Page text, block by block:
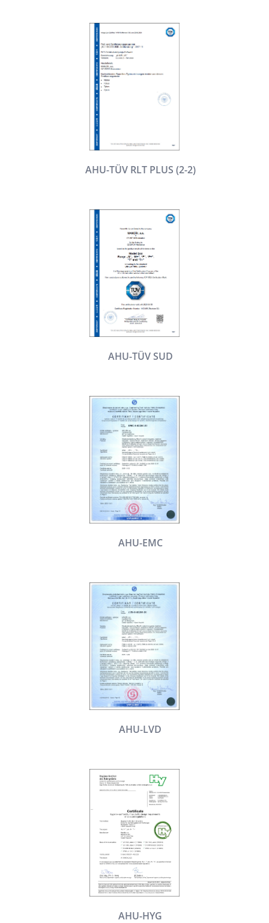
AHU-TÜV RLT PLUS (2-2)
AHU-TÜV SUD
AHU-EMC
AHU-LVD
AHU-HYG